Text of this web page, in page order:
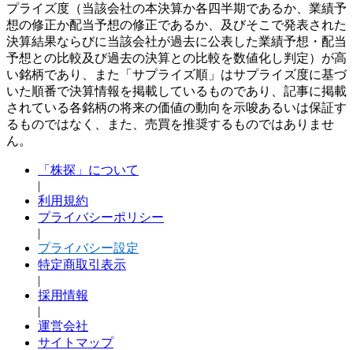
プライズ度（当該会社の本決算か各四半期であるか、業績予
想の修正か配当予想の修正であるか、及びそこで発表された
決算結果ならびに当該会社が過去に公表した業績予想・配当
予想との比較及び過去の決算との比較を数値化し判定）が高
い銘柄であり、また「サプライズ順」はサプライズ度に基づ
いた順番で決算情報を掲載しているものであり、記事に掲載
されている各銘柄の将来の価値の動向を示唆あるいは保証す
るものではなく、また、売買を推奨するものではありませ
ん。
「株探」について
|
利用規約
プライバシーポリシー
|
プライバシー設定
特定商取引表示
|
採用情報
|
運営会社
サイトマップ